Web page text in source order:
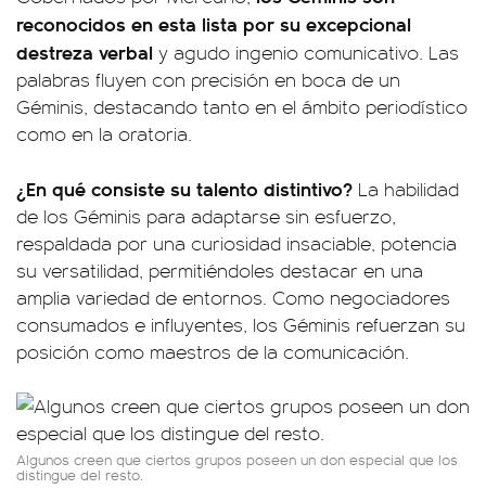
reconocidos en esta lista por su excepcional
destreza verbal y agudo ingenio comunicativo. Las
palabras fluyen con precisión en boca de un
Géminis, destacando tanto en el ámbito periodístico
como en la oratoria.
¿En qué consiste su talento distintivo? La habilidad
de los Géminis para adaptarse sin esfuerzo,
respaldada por una curiosidad insaciable, potencia
su versatilidad, permitiéndoles destacar en una
amplia variedad de entornos. Como negociadores
consumados e influyentes, los Géminis refuerzan su
posición como maestros de la comunicación.
Algunos creen que ciertos grupos poseen un don especial que los
distingue del resto.